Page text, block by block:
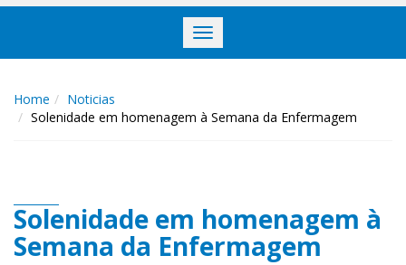
Toggle
navigation
Home
Noticias
Solenidade em homenagem à Semana da Enfermagem
Solenidade em homenagem à
Semana da Enfermagem